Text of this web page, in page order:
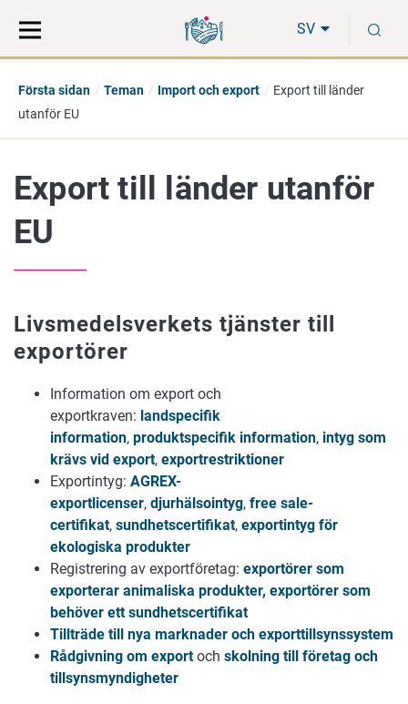
direkt
till
på
hela
SV
Första sidan Teman Import och export
Export till länder
utanför EU
Export till länder utanför
EU
Livsmedelsverkets tjänster till
exportörer
Information om export och
exportkraven: landspecifik
information, produktspecifik information, intyg som
krävs vid export, exportrestriktioner
Exportintyg: AGREX-
exportlicenser, djurhälsointyg, free sale-
certifikat, sundhetscertifikat, exportintyg för
ekologiska produkter
Registrering av exportföretag: exportörer som
exporterar animaliska produkter, exportörer som
behöver ett sundhetscertifikat
Tillträde till nya marknader och exporttillsynssystem
Rådgivning om exportoch skolning till företag och
tillsynsmyndigheter